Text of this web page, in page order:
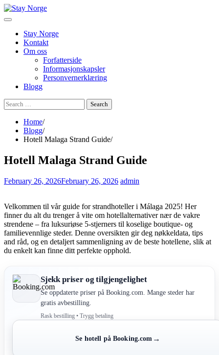
Skip
to
Stay Norge
Kontakt
Om oss
Forfatterside
Informasjonskapsler
Personvernerklæring
Blogg
Search
for:
Home
Blogg
Hotell Malaga Strand Guide
Hotell Malaga Strand Guide
February 26, 2026February 26, 2026 admin
Velkommen til vår guide for strandhoteller i Málaga 2025! Her
finner du alt du trenger å vite om hotellalternativer nær de vakre
strendene – fra luksuriøse 5-stjerners til koselige boutique- og
familievennlige steder. Denne oversikten gir deg nøkkeldata, tips
and råd, og en detaljert sammenligning av de beste hotellene, slik at
du enkelt kan finne ditt perfekte opphold.
Sjekk priser og tilgjengelighet
Se oppdaterte priser på Booking.com. Mange steder har
gratis avbestilling.
Rask bestilling • Trygg betaling
Se hotell på Booking.com →